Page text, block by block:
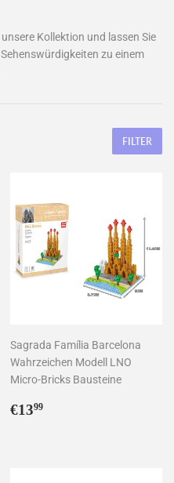
Kollektion und lassen Sie
zu einem
FILTER
Sagrada Família Barcelona
Wahrzeichen Modell LNO
Micro-Bricks Bausteine
Normaler
€1399